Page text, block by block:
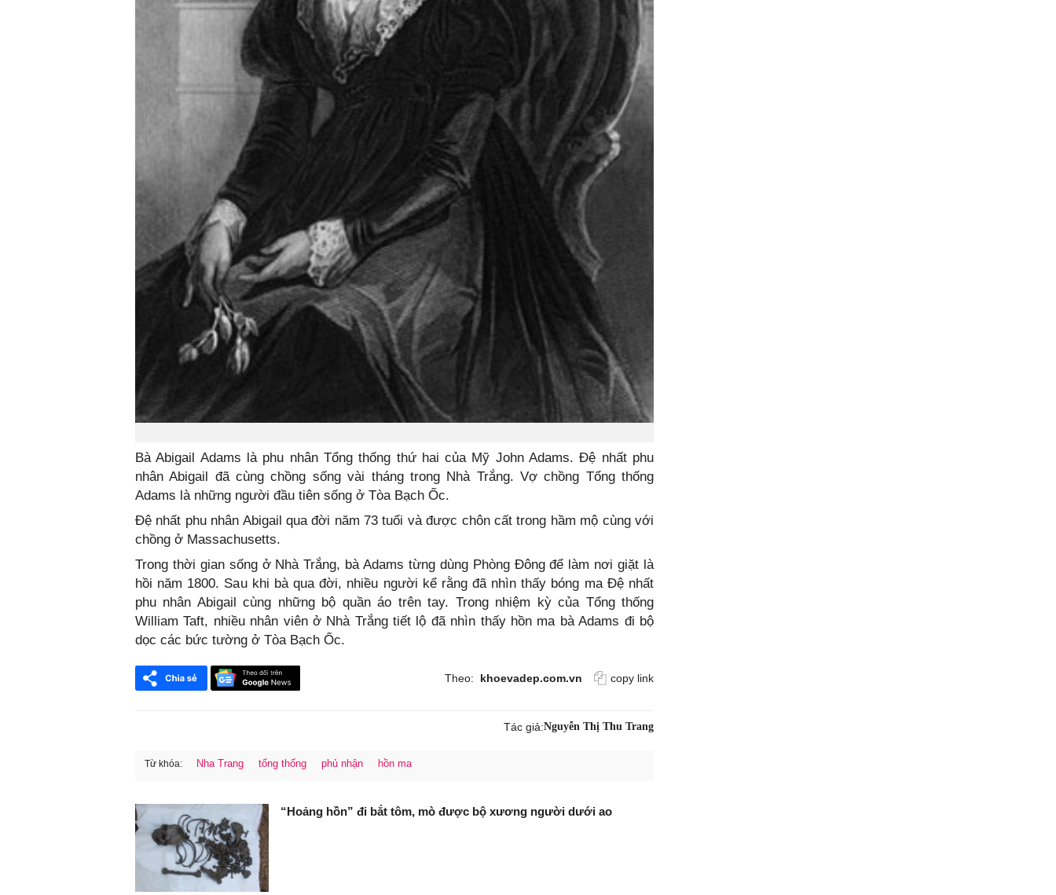
Bà Abigail Adams là phu nhân Tổng thống thứ hai của Mỹ John Adams. Đệ nhất phu
nhân Abigail đã cùng chồng sống vài tháng trong Nhà Trắng. Vợ chồng Tổng thống
Adams là những người đầu tiên sống ở Tòa Bạch Ốc.
Đệ nhất phu nhân Abigail qua đời năm 73 tuổi và được chôn cất trong hầm mộ cùng với
chồng ở Massachusetts.
Trong thời gian sống ở Nhà Trắng, bà Adams từng dùng Phòng Đông để làm nơi giặt là
hồi năm 1800. Sau khi bà qua đời, nhiều người kể rằng đã nhìn thấy bóng ma Đệ nhất
phu nhân Abigail cùng những bộ quần áo trên tay. Trong nhiệm kỳ của Tổng thống
William Taft, nhiều nhân viên ở Nhà Trắng tiết lộ đã nhìn thấy hồn ma bà Adams đi bộ
dọc các bức tường ở Tòa Bạch Ốc.
Theo: khoevadep.com.vn copy link
Tác giả:Nguyễn Thị Thu Trang
Từ khóa: Nha Trang tổng thống phủ nhận hồn ma
“Hoảng hồn” đi bắt tôm, mò được bộ xương người dưới ao